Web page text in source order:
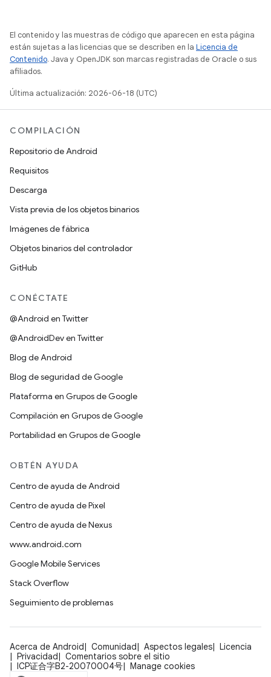
El contenido y las muestras de código que aparecen en esta página
están sujetas a las licencias que se describen en la Licencia de
Contenido. Java y OpenJDK son marcas registradas de Oracle o sus
afiliados.
Última actualización: 2026-06-18 (UTC)
COMPILACIÓN
Repositorio de Android
Requisitos
Descarga
Vista previa de los objetos binarios
Imágenes de fábrica
Objetos binarios del controlador
GitHub
CONÉCTATE
@Android en Twitter
@AndroidDev en Twitter
Blog de Android
Blog de seguridad de Google
Plataforma en Grupos de Google
Compilación en Grupos de Google
Portabilidad en Grupos de Google
OBTÉN AYUDA
Centro de ayuda de Android
Centro de ayuda de Pixel
Centro de ayuda de Nexus
www.android.com
Google Mobile Services
Stack Overflow
Seguimiento de problemas
Acerca de Android Comunidad Aspectos legales
Licencia
Privacidad
Comentarios sobre el sitio
ICP证合字B2-20070004号
Manage cookies